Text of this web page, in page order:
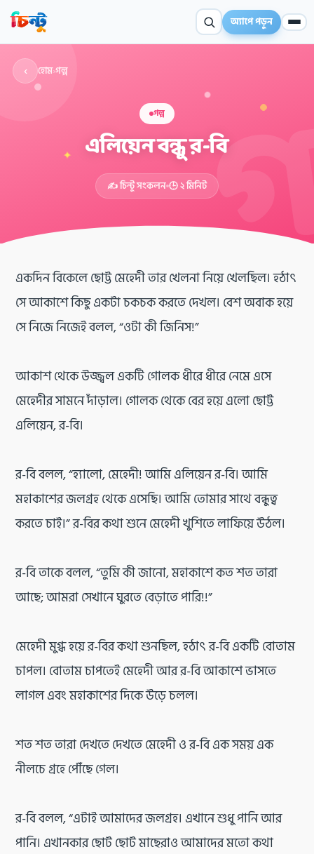
অ্যাপে পড়ুন
✦
‹ হোম›গল্প
গল্প
এলিয়েন বন্ধু র-বি
✍️ চিন্টু সংকলন 🕒 ২ মিনিট
একদিন বিকেলে ছোট্ট মেহেদী তার খেলনা নিয়ে খেলছিল। হঠাৎ
সে আকাশে কিছু একটা চকচক করতে দেখল। বেশ অবাক হয়ে
সে নিজে নিজেই বলল, “ওটা কী জিনিস!”
আকাশ থেকে উজ্জ্বল একটি গোলক ধীরে ধীরে নেমে এসে
মেহেদীর সামনে দাঁড়াল। গোলক থেকে বের হয়ে এলো ছোট্ট
এলিয়েন, র-বি।
র-বি বলল, “হ্যালো, মেহেদী! আমি এলিয়েন র-বি। আমি
মহাকাশের জলগ্রহ থেকে এসেছি। আমি তোমার সাথে বন্ধুত্ব
করতে চাই।” র-বির কথা শুনে মেহেদী খুশিতে লাফিয়ে উঠল।
র-বি তাকে বলল, “তুমি কী জানো, মহাকাশে কত শত তারা
আছে; আমরা সেখানে ঘুরতে বেড়াতে পারি!!”
মেহেদী মুগ্ধ হয়ে র-বির কথা শুনছিল, হঠাৎ র-বি একটি বোতাম
চাপল। বোতাম চাপতেই মেহেদী আর র-বি আকাশে ভাসতে
লাগল এবং মহাকাশের দিকে উড়ে চলল।
শত শত তারা দেখতে দেখতে মেহেদী ও র-বি এক সময় এক
নীলচে গ্রহে পৌঁছে গেল।
র-বি বলল, “এটাই আমাদের জলগ্রহ। এখানে শুধু পানি আর
পানি। এখানকার ছোট ছোট মাছেরাও আমাদের মতো কথা